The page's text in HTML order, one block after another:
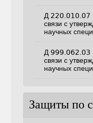
Д 220.010.07
связи с
научных
Д 999.062.03
связи с
научных
Защиты по